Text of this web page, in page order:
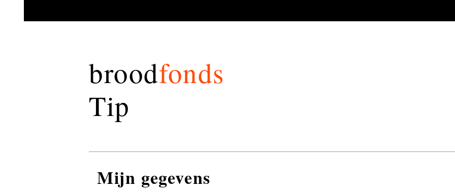
broodfonds
Tip
Mijn gegevens